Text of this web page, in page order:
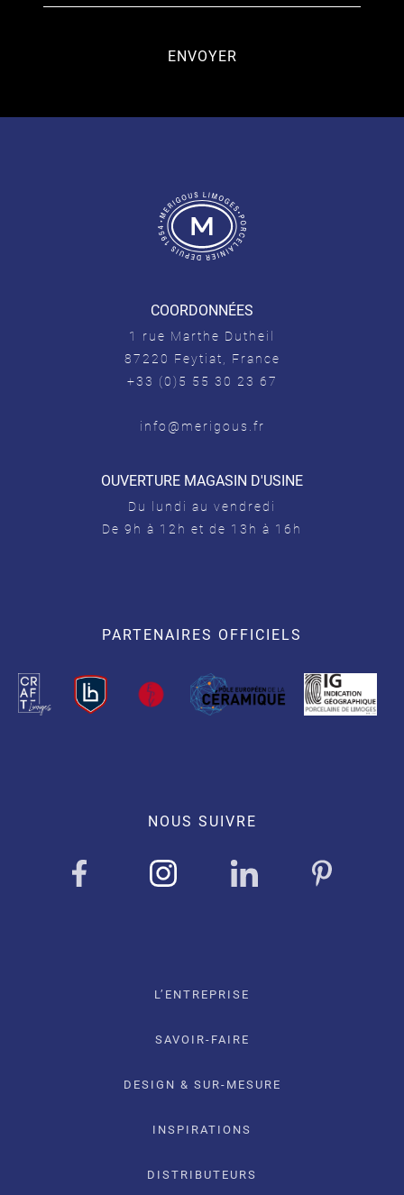
COORDONNÉES
1 rue Marthe Dutheil
87220 Feytiat, France
+33 (0)5 55 30 23 67
info@merigous.fr
OUVERTURE MAGASIN D'USINE
Du lundi au vendredi
De 9h à 12h et de 13h à 16h
PARTENAIRES OFFICIELS
NOUS SUIVRE
L’ENTREPRISE
SAVOIR-FAIRE
DESIGN & SUR-MESURE
INSPIRATIONS
DISTRIBUTEURS